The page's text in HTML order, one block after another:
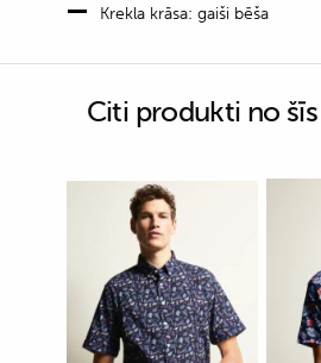
Krekla krāsa: gaiši bēša
Citi produkti no